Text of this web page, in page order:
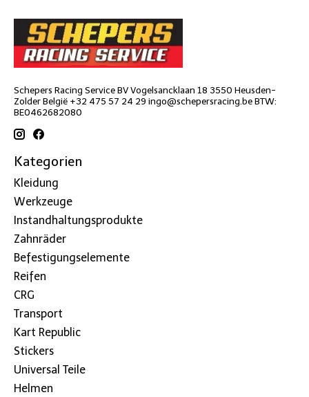
Schepers Racing Service BV Vogelsancklaan 18 3550 Heusden-
Zolder België +32 475 57 24 29 ingo@schepersracing.beBTW:
BE0462682080
Kategorien
Kleidung
Werkzeuge
Instandhaltungsprodukte
Zahnräder
Befestigungselemente
Reifen
CRG
Transport
Kart Republic
Stickers
Universal Teile
Helmen